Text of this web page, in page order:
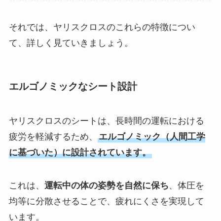
それでは、ヤリスクロスのこれらの特徴につい
て、詳しく見ていきましょう。
エルゴノミックなシート設計
ヤリスクロスのシートは、長時間の運転における
疲労を軽減するため、 エルゴノミック（人間工学
に基づいた）に設計されています。
これは、 運転中の体の姿勢を自然に保ち、体圧を
均等に分散させることで、疲れにくさを実現して
います。